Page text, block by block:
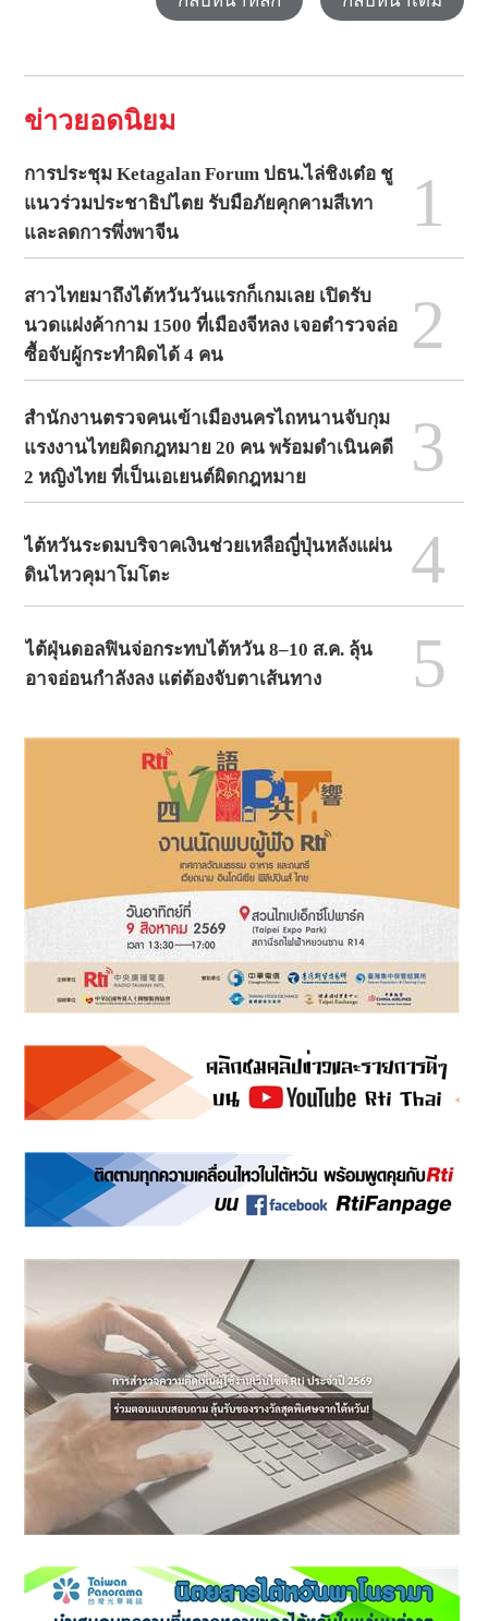
ข่าวยอดนิยม
การประชุม Ketagalan Forum ปธน.ไล่ชิงเต๋อ ชู
แนวร่วมประชาธิปไตย รับมือภัยคุกคามสีเทา
และลดการพึ่งพาจีน
1
สาวไทยมาถึงไต้หวันวันแรกก็เกมเลย เปิดรับ
นวดแฝงค้ากาม 1500 ที่เมืองจีหลง เจอตำรวจล่อ
ซื้อจับผู้กระทำผิดได้ 4 คน
2
สำนักงานตรวจคนเข้าเมืองนครไถหนานจับกุม
แรงงานไทยผิดกฎหมาย 20 คน พร้อมดำเนินคดี
2 หญิงไทย ที่เป็นเอเยนต์ผิดกฎหมาย
3
ไต้หวันระดมบริจาคเงินช่วยเหลือญี่ปุ่นหลังแผ่น
ดินไหวคุมาโมโตะ
4
ไต้ฝุ่นดอลฟินจ่อกระทบไต้หวัน 8–10 ส.ค. ลุ้น
อาจอ่อนกำลังลง แต่ต้องจับตาเส้นทาง
5